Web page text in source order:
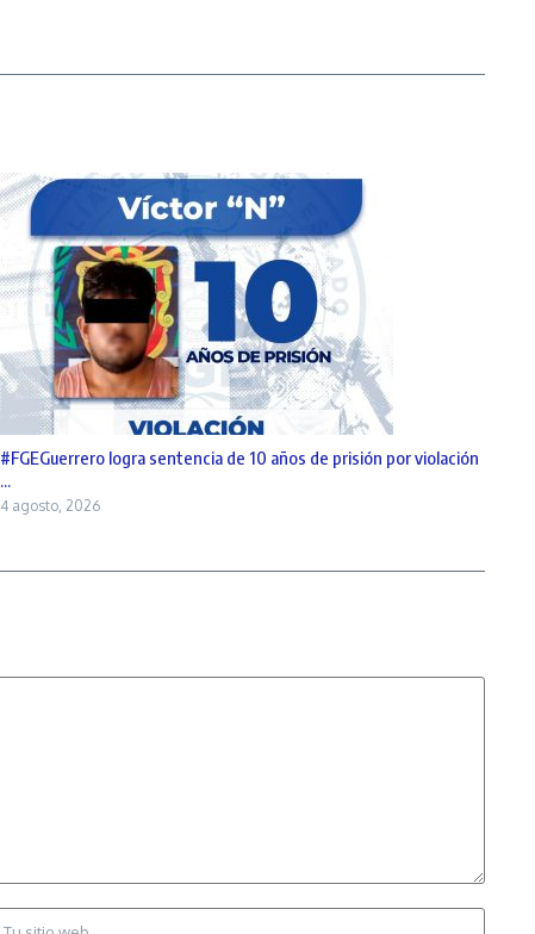
#FGEGuerrero logra sentencia de 10 años de prisión por violación
...
4 agosto, 2026